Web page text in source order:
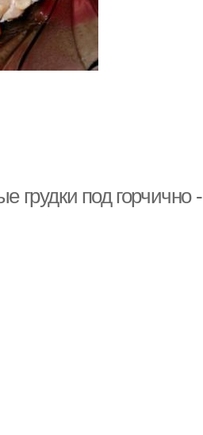
грудки под горчично -